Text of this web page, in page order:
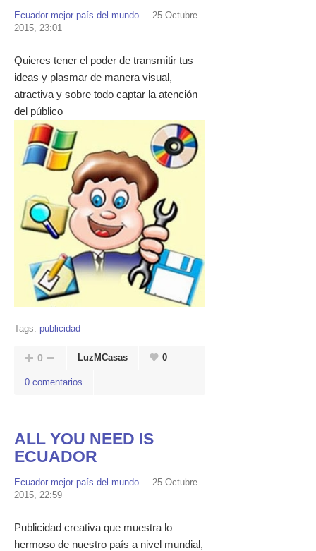
Ecuador mejor país del mundo
25 Octubre
2015, 23:01
Quieres tener el poder de transmitir tus
ideas y plasmar de manera visual,
atractiva y sobre todo captar la atención
del público
Tags: publicidad
0 LuzMCasas 0
0 comentarios
ALL YOU NEED IS
ECUADOR
Ecuador mejor país del mundo
25 Octubre
2015, 22:59
Publicidad creativa que muestra lo
hermoso de nuestro país a nivel mundial,